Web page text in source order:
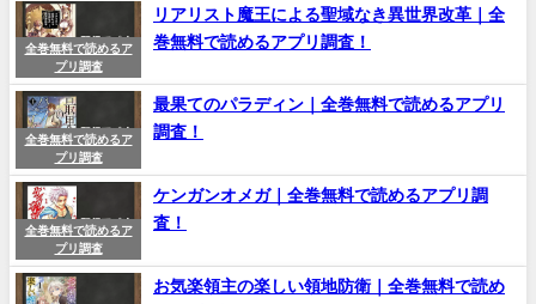
全巻無料で読めるア
プリ調査
リアリスト魔王による聖域なき異世界改革｜全
巻無料で読めるアプリ調査！
全巻無料で読めるア
プリ調査
最果てのパラディン｜全巻無料で読めるアプリ
調査！
全巻無料で読めるア
プリ調査
ケンガンオメガ｜全巻無料で読めるアプリ調
査！
お気楽領主の楽しい領地防衛｜全巻無料で読め